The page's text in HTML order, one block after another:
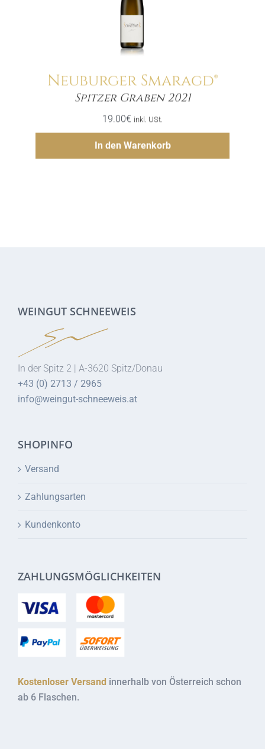
Neuburger Smaragd®
Spitzer Graben 2021
19.00€ inkl. USt.
In den Warenkorb
Menge
Hinzufügen
WEINGUT SCHNEEWEIS
In der Spitz 2 | A-3620 Spitz/Donau
+43 (0) 2713 / 2965
info@weingut-schneeweis.at
SHOPINFO
Versand
Zahlungsarten
Kundenkonto
ZAHLUNGSMÖGLICHKEITEN
Kostenloser Versand innerhalb von Österreich schon
ab 6 Flaschen.